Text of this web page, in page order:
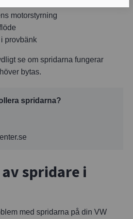
motorstyrning
provbänk
se om spridarna fungerar
bytas.
spridarna?
spridare i
med spridarna på din VW